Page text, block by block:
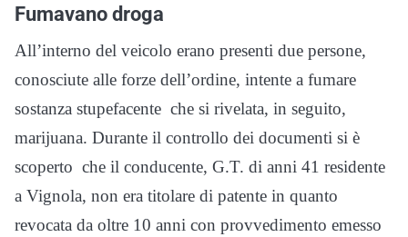
Fumavano droga
All’interno del veicolo erano presenti due persone,
conosciute alle forze dell’ordine, intente a fumare
sostanza stupefacente che si rivelata, in seguito,
marijuana. Durante il controllo dei documenti si è
scoperto che il conducente, G.T. di anni 41 residente
a Vignola, non era titolare di patente in quanto
revocata da oltre 10 anni con provvedimento emesso